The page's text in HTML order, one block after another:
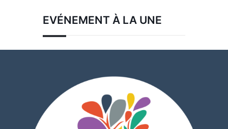
EVÉNEMENT À LA UNE